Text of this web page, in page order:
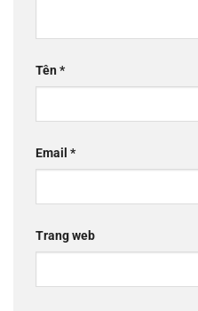
Tên*
Email *
Trang web